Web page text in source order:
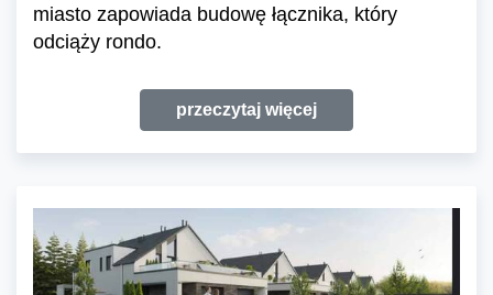
miasto zapowiada budowę łącznika, który
odciąży rondo.
przeczytaj więcej